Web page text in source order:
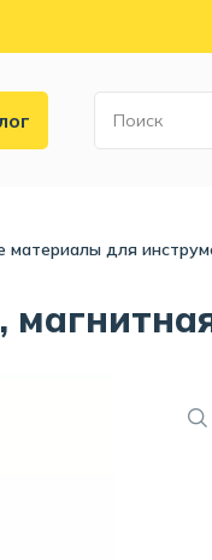
материалы для